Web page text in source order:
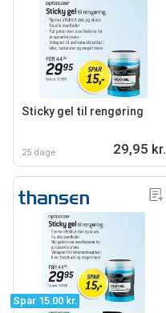
Sticky gel til rengøring
25 dage 29,95 kr.
Spar 15.00 kr.